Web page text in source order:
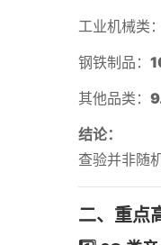
工业机械类：
钢铁制品：
其他品类：
结论：
查验并非随
二、重点